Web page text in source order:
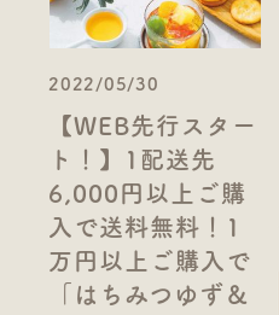
2022/05/30
【WEB先行スター
ト！】1配送先
6,000円以上ご購
入で送料無料！1
万円以上ご購入で
「はちみつゆず＆